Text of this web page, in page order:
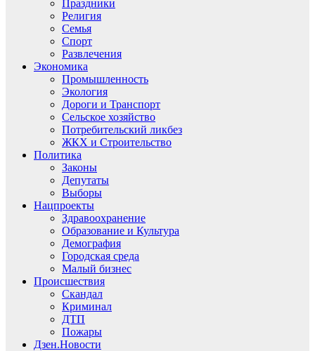
Праздники
Религия
Семья
Спорт
Развлечения
Экономика
Промышленность
Экология
Дороги и Транспорт
Сельское хозяйство
Потребительский ликбез
ЖКХ и Строительство
Политика
Законы
Депутаты
Выборы
Нацпроекты
Здравоохранение
Образование и Культура
Демография
Городская среда
Малый бизнес
Происшествия
Скандал
Криминал
ДТП
Пожары
Дзен.Новости